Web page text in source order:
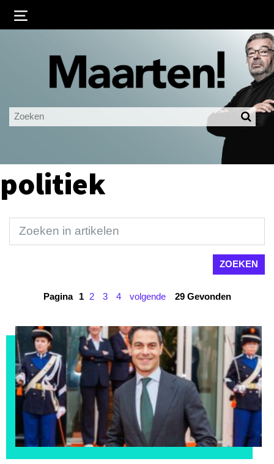
Ingelogd blijven
LOGIN
politiek
Pagina 1 2 3 4 volgende 29 Gevonden